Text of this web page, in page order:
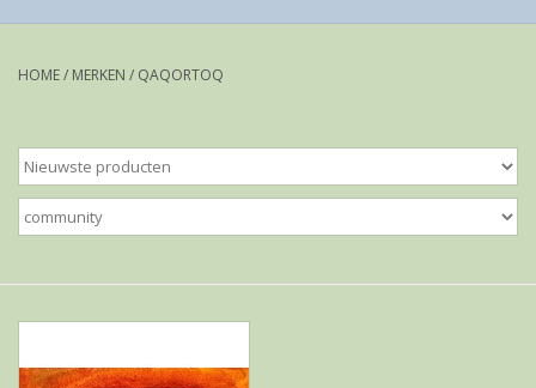
sculpturen
Artist
HOME/ MERKEN / QAQORTOQ